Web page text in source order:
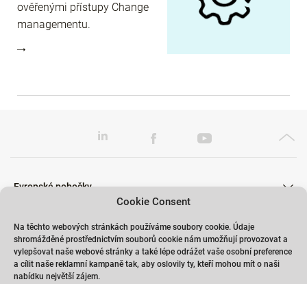
Cookie Consent
Na těchto webových stránkách používáme soubory cookie. Údaje
shromážděné prostřednictvím souborů cookie nám umožňují provozovat a
vylepšovat naše webové stránky a také lépe odrážet vaše osobní preference
a cílit naše reklamní kampaně tak, aby oslovily ty, kteří mohou mít o naši
nabídku největší zájem.
ověřenými přístupy Change
managementu.
Evropské pobočky
Školení